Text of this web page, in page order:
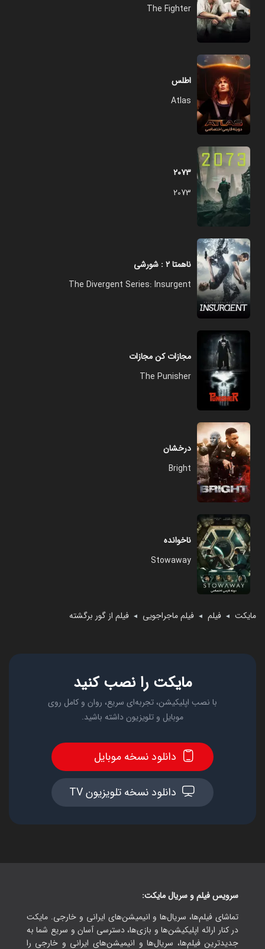
مایکت ◄ فیلم ◄ فیلم ماجراجویی ◄ فیلم از گور برگشته
The Fighter
اطلس
Atlas
۲۰۷۳
2073
ناهمتا ۲ : شورشی
The Divergent Series: Insurgent
مجازات کن مجازات
The Punisher
درخشان
Bright
ناخوانده
Stowaway
مایکت را نصب کنید
با نصب اپلیکیشن، تجربه‌ای سریع، روان و کامل روی
موبایل و تلویزیون داشته باشید.
دانلود نسخه موبایل
دانلود نسخه تلویزیون TV
سرویس فیلم و سریال مایکت:
تماشای فیلم‌ها، سریال‌ها و انیمیشن‌های ایرانی و خارجی. مایکت
در کنار ارائه اپلیکیشن‌ها و بازی‌ها، دسترسی آسان و سریع شما به
جدیدترین فیلم‌ها، سریال‌ها و انیمیشن‌های ایرانی و خارجی را